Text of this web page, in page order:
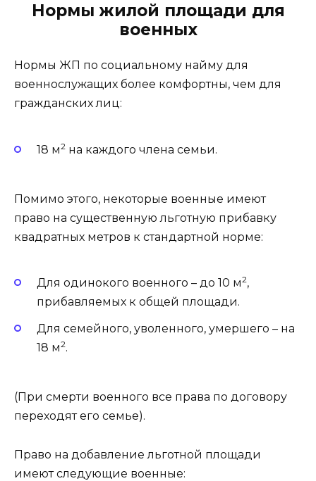
Нормы жилой площади для
военных
Нормы ЖП по социальному найму для
военнослужащих более комфортны, чем для
гражданских лиц:
18 м2 на каждого члена семьи.
Помимо этого, некоторые военные имеют
право на существенную льготную прибавку
квадратных метров к стандартной норме:
Для одинокого военного – до 10 м2,
прибавляемых к общей площади.
Для семейного, уволенного, умершего – на
18 м2.
(При смерти военного все права по договору
переходят его семье).
Право на добавление льготной площади
имеют следующие военные: